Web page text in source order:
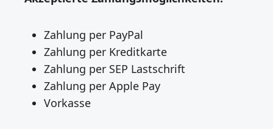
Zahlung per PayPal
Zahlung per Kreditkarte
Zahlung per SEP Lastschrift
Zahlung per Apple Pay
Vorkasse